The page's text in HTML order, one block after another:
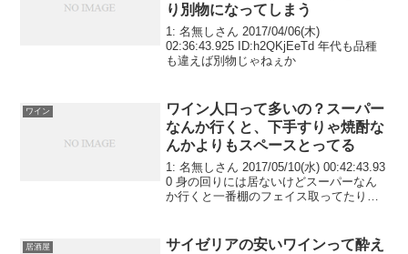
り別物になってしまう
1: 名無しさん 2017/04/06(木)
02:36:43.925 ID:h2QKjEeTd 年代も品種
も違えば別物じゃねぇか
ワイン
ワイン人口って多いの？スーパー
なんか行くと、下手すりゃ焼酎な
んかよりもスペースとってる
1: 名無しさん 2017/05/10(水) 00:42:43.93
0 身の回りには居ないけどスーパーなん
か行くと一番棚のフェイス取ってたりす
居酒屋
サイゼリアの安いワインって酔え